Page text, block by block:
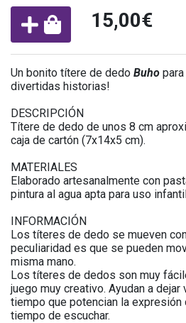
15,00€
Un bonito títere de dedo Buho
divertidas historias!
DESCRIPCIÓN
Títere de dedo de unos 8 cm
caja de cartón (7x14x5 cm).
MATERIALES
Elaborado artesanalmente con
pintura al agua apta para uso
INFORMACIÓN
Los títeres de dedo se mueven
peculiaridad es que se pueden
misma mano.
Los títeres de dedos son muy
juego muy creativo. Ayudan a dejar
tiempo que potencian la expresión
tiempo de escuchar.